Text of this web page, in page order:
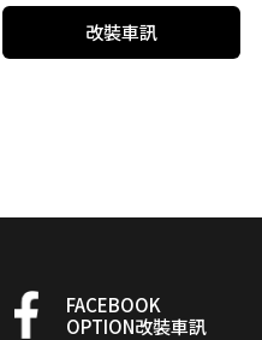
改裝車訊
FACEBOOK
OPTION改裝車訊